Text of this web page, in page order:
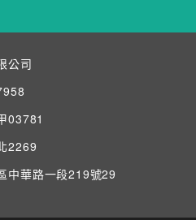
公司
03781
2269
中華路一段219號29